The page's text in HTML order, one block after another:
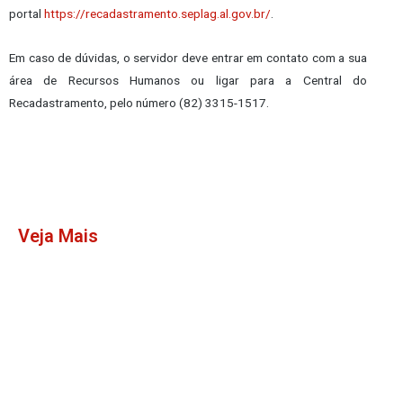
portal https://recadastramento.seplag.al.gov.br/.
Em caso de dúvidas, o servidor deve entrar em contato com a sua
área de Recursos Humanos ou ligar para a Central do
Recadastramento, pelo número (82) 3315-1517.
Veja Mais